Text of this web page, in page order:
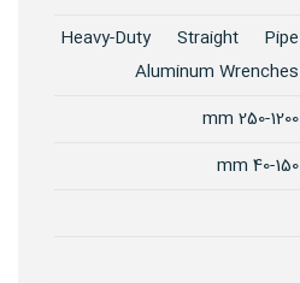
Heavy-Duty Straight Pipe
Aluminum Wrenches
250-1200 mm
40-150 mm